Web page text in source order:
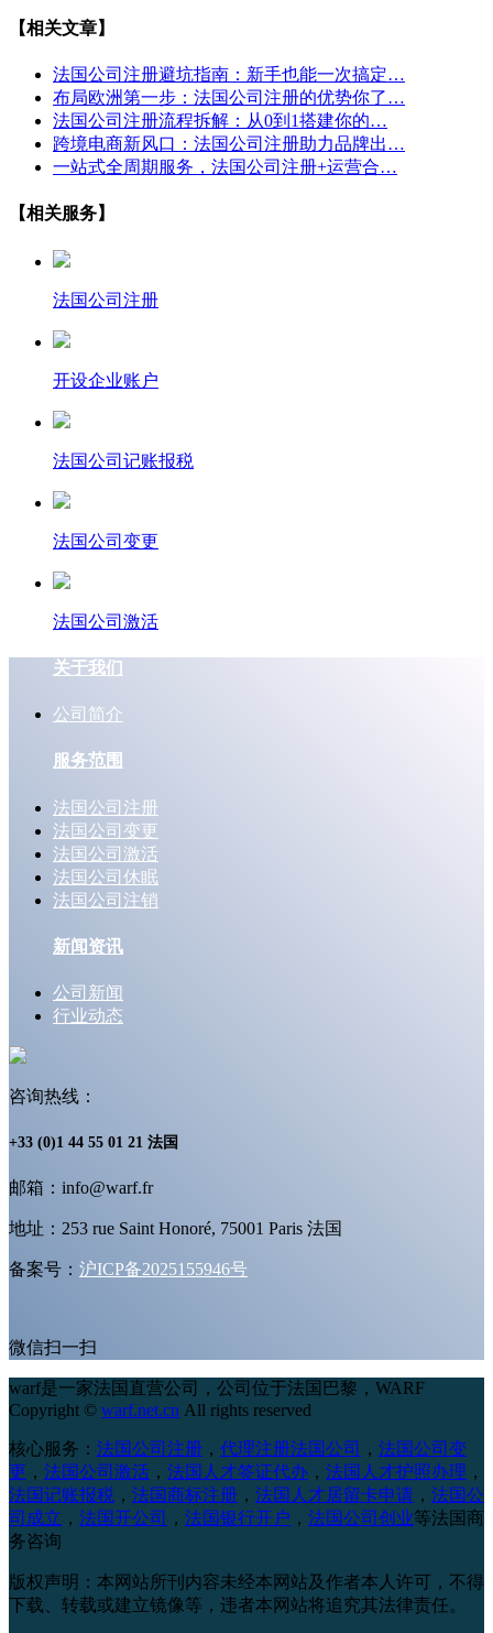
【相关文章】
法国公司注册避坑指南：新手也能一次搞定…
布局欧洲第一步：法国公司注册的优势你了…
法国公司注册流程拆解：从0到1搭建你的…
跨境电商新风口：法国公司注册助力品牌出…
一站式全周期服务，法国公司注册+运营合…
【相关服务】
法国公司注册
开设企业账户
法国公司记账报税
法国公司变更
法国公司激活
关于我们
公司简介
服务范围
法国公司注册
法国公司变更
法国公司激活
法国公司休眠
法国公司注销
新闻资讯
公司新闻
行业动态
咨询热线：
+33 (0)1 44 55 01 21 法国
邮箱：info@warf.fr
地址：253 rue Saint Honoré, 75001 Paris 法国
备案号： 沪ICP备2025155946号
微信扫一扫
warf是一家法国直营公司，公司位于法国巴黎， WARF
Copyright © warf.net.cn All rights reserved
核心服务： 法国公司注册 ， 代理注册法国公司 ， 法国公司变
更 ， 法国公司激活 ， 法国人才签证代办 ， 法国人才护照办理 ，
法国记账报税 ， 法国商标注册 ， 法国人才居留卡申请 ， 法国公
司成立 ， 法国开公司 ， 法国银行开户 ， 法国公司创业等法国商
务咨询
版权声明：本网站所刊内容未经本网站及作者本人许可，不得
下载、转载或建立镜像等，违者本网站将追究其法律责任。